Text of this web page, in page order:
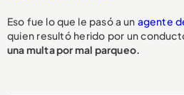
Eso fue lo que le pasó a un agente
quien resultó herido por un
una multapor mal parqueo.